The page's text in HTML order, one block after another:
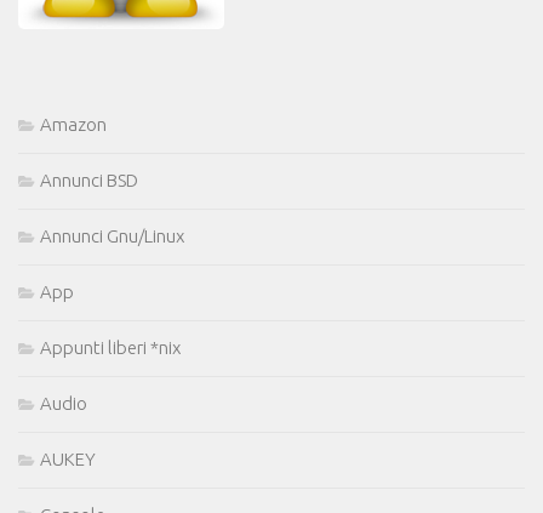
Amazon
Annunci BSD
Annunci Gnu/Linux
App
Appunti liberi *nix
Audio
AUKEY